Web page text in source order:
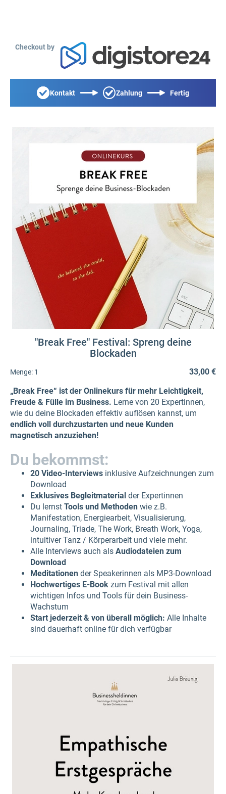
Checkout by
Kontakt Zahlung Fertig
"Break Free" Festival: Spreng deine
Blockaden
Menge: 1
33,00 €
„Break Free“ ist der Onlinekurs für mehr Leichtigkeit,
Freude & Fülle im Business. Lerne von 20 Expertinnen,
wie du deine Blockaden effektiv auflösen kannst, um
endlich voll durchzustarten und neue Kunden
magnetisch anzuziehen!
Du bekommst:
20 Video-Interviews inklusive Aufzeichnungen zum
Download
Exklusives Begleitmaterial der Expertinnen
Du lernst Tools und Methoden wie z.B.
Manifestation, Energiearbeit, Visualisierung,
Journaling, Triade, The Work, Breath Work, Yoga,
intuitiver Tanz / Körperarbeit und viele mehr.
Alle Interviews auch als Audiodateien zum
Download
Meditationen der Speakerinnen als MP3-Download
Hochwertiges E-Book zum Festival mit allen
wichtigen Infos und Tools für dein Business-
Wachstum
Start jederzeit & von überall möglich: Alle Inhalte
sind dauerhaft online für dich verfügbar